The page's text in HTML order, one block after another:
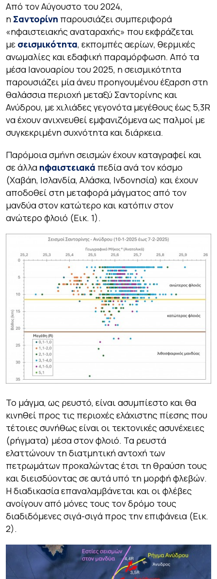
Από τον Αύγουστο του 2024,
η Σαντορίνη παρουσιάζει συμπεριφορά
«ηφαιστειακής αναταραχής» που εκφράζεται
με σεισμικότητα, εκπομπές αερίων, θερμικές
ανωμαλίες και εδαφική παραμόρφωση. Από τα
μέσα Ιανουαρίου του 2025, η σεισμικότητα
παρουσιάζει μία άνευ προηγουμένου έξαρση στη
θαλάσσια περιοχή μεταξύ Σαντορίνης και
Ανύδρου, με χιλιάδες γεγονότα μεγέθους έως 5,3R
να έχουν ανιχνευθεί εμφανιζόμενα ως παλμοί με
συγκεκριμένη συχνότητα και διάρκεια.
Παρόμοια σμήνη σεισμών έχουν καταγραφεί και
σε άλλα ηφαιστειακά πεδία ανά τον κόσμο
(Χαβάη, Ισλανδία, Αλάσκα, Ινδονησία) και έχουν
αποδοθεί στη μεταφορά μάγματος από τον
μανδύα στον κατώτερο και κατόπιν στον
ανώτερο φλοιό (Εικ. 1).
Το μάγμα, ως ρευστό, είναι ασυμπίεστο και θα
κινηθεί προς τις περιοχές ελάχιστης πίεσης που
τέτοιες συνήθως είναι οι τεκτονικές ασυνέχειες
(ρήγματα) μέσα στον φλοιό. Τα ρευστά
ελαττώνουν τη διατμητική αντοχή των
πετρωμάτων προκαλώντας έτσι τη θραύση τους
και διεισδύοντας σε αυτά υπό τη μορφή φλεβών.
Η διαδικασία επαναλαμβάνεται και οι φλέβες
ανοίγουν από μόνες τους τον δρόμο τους
διαδιδόμενες σιγά-σιγά προς την επιφάνεια (Εικ.
2).